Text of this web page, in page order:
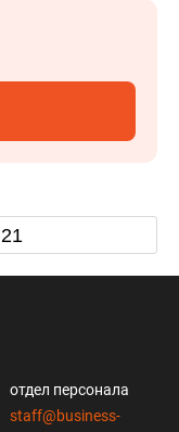
21
отдел персонала
staff@business-